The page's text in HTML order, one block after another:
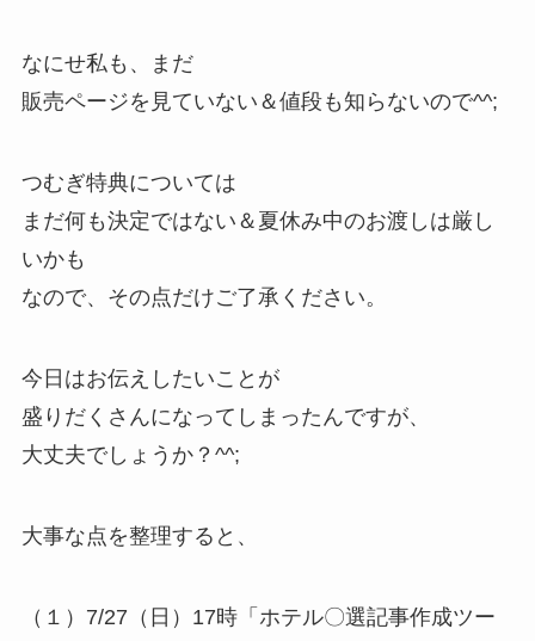
なにせ私も、まだ
販売ページを見ていない＆値段も知らないので^^;
つむぎ特典については
まだ何も決定ではない＆夏休み中のお渡しは厳し
いかも
なので、その点だけご了承ください。
今日はお伝えしたいことが
盛りだくさんになってしまったんですが、
大丈夫でしょうか？^^;
大事な点を整理すると、
（１）7/27（日）17時「ホテル〇選記事作成ツー